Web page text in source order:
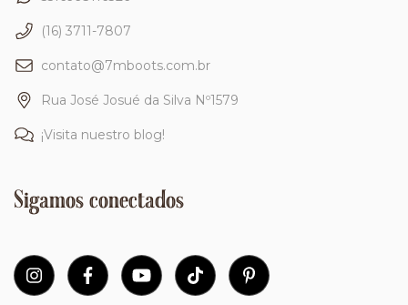
(16) 3711-7807
contato@7mboots.com.br
Rua José Josué da Silva Nº1579
¡Visita nuestro blog!
Sigamos conectados